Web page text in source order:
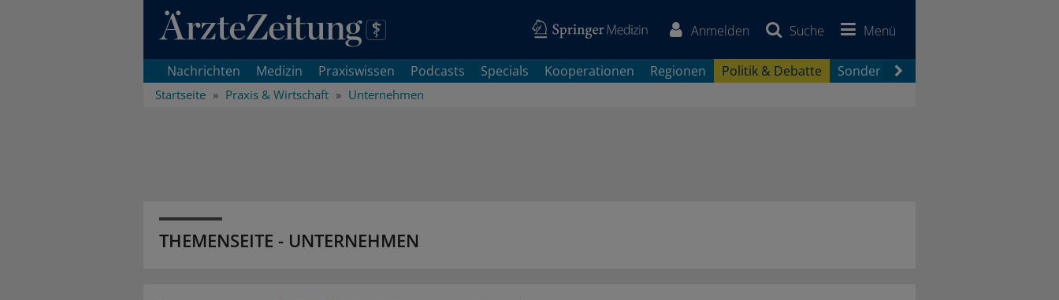
Direkt zum Inhaltsbereich
Anmelden
Suche Menü
Nachrichten Medizin Praxiswissen Podcasts Specials Kooperationen Regionen Politik & Debatte Sonderberichte
Startseite Praxis & Wirtschaft Unternehmen
THEMENSEITE - UNTERNEHMEN